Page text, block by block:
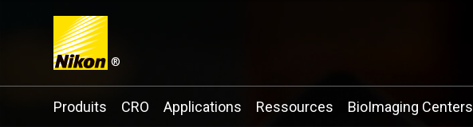
®
Search keyword(s)
Produits CRO Applications Ressources BioImaging Centers